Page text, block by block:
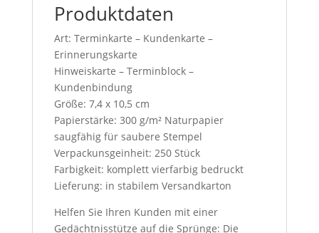
Produktdaten
Art: Terminkarte – Kundenkarte –
Erinnerungskarte
Hinweiskarte – Terminblock –
Kundenbindung
Größe: 7,4 x 10,5 cm
Papierstärke: 300 g/m² Naturpapier
saugfähig für saubere Stempel
Verpackunsgeinheit: 250 Stück
Farbigkeit: komplett vierfarbig bedruckt
Lieferung: in stabilem Versandkarton
Helfen Sie Ihren Kunden mit einer
Gedächtnisstütze auf die Sprünge: Die